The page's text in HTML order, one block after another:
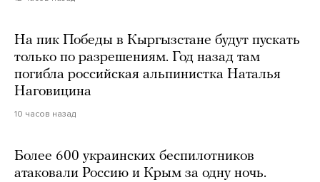
На пик Победы в Кыргызстане будут пускать
только по разрешениям. Год назад там
погибла российская альпинистка Наталья
Наговицина
10 часов назад
Более 600 украинских беспилотников
атаковали Россию и Крым за одну ночь.